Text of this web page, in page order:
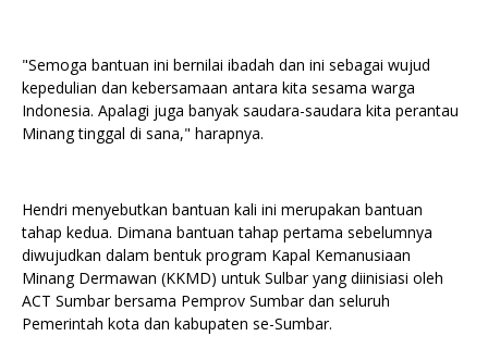
"Semoga bantuan ini bernilai ibadah dan ini sebagai wujud
kepedulian dan kebersamaan antara kita sesama warga
Indonesia. Apalagi juga banyak saudara-saudara kita perantau
Minang tinggal di sana," harapnya.
Hendri menyebutkan bantuan kali ini merupakan bantuan
tahap kedua. Dimana bantuan tahap pertama sebelumnya
diwujudkan dalam bentuk program Kapal Kemanusiaan
Minang Dermawan (KKMD) untuk Sulbar yang diinisiasi oleh
ACT Sumbar bersama Pemprov Sumbar dan seluruh
Pemerintah kota dan kabupaten se-Sumbar.